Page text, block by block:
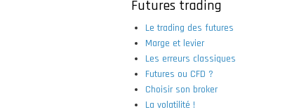
Futures trading
Le trading des futures
Marge et levier
Les erreurs classiques
Futures ou CFD ?
Choisir son broker
La volatilité !